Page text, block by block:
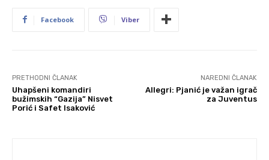
Facebook Viber
PRETHODNI ČLANAK
Uhapšeni komandiri
bužimskih “Gazija” Nisvet
Porić i Safet Isaković
NAREDNI ČLANAK
Allegri: Pjanić je važan igrač
za Juventus